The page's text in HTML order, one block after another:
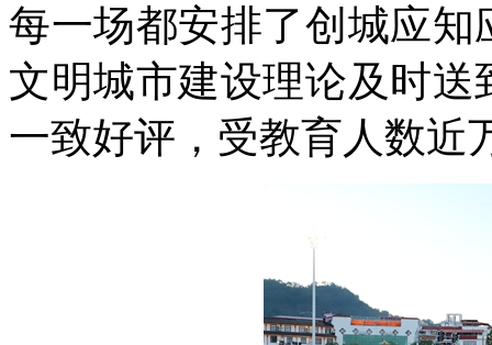
每一场都安排了创城应
文明城市建设理论及时
一致好评，受教育人数近